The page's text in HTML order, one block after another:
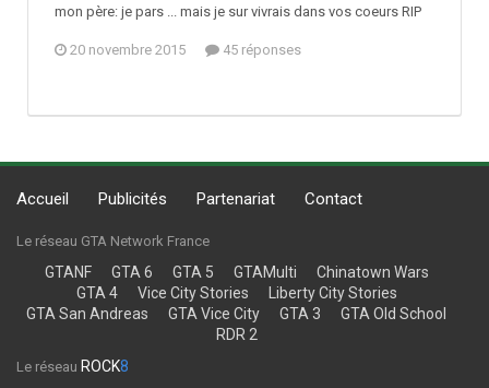
mon père: je pars ... mais je sur vivrais dans vos coeurs RIP
20 novembre 2015 45 réponses
Accueil Publicités Partenariat Contact
Le réseau GTA Network France
GTANF GTA 6 GTA 5 GTAMulti
Chinatown Wars
GTA 4
Vice City Stories
Liberty City Stories
GTA San Andreas
GTA Vice City GTA 3
GTA Old School
RDR 2
Le réseau ROCK8